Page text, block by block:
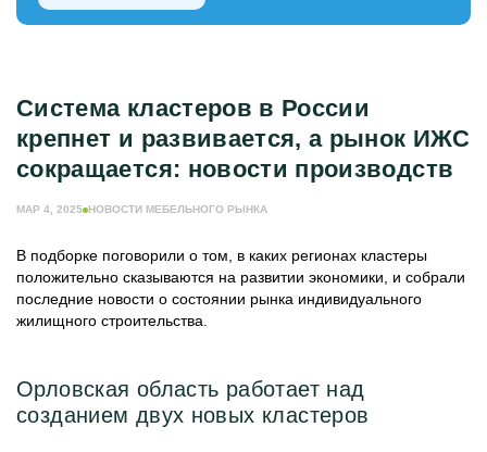
Система кластеров в России
крепнет и развивается, а рынок ИЖС
сокращается: новости производств
МАР 4, 2025 НОВОСТИ МЕБЕЛЬНОГО РЫНКА
В подборке поговорили о том, в каких регионах кластеры
положительно сказываются на развитии экономики, и собрали
последние новости о состоянии рынка индивидуального
жилищного строительства.
Орловская область работает над
созданием двух новых кластеров